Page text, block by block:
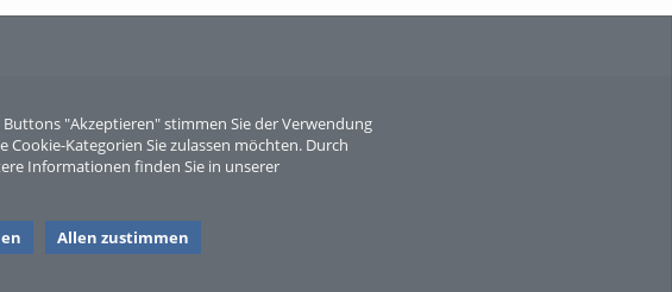
"Akzeptieren" stimmen Sie der Verwendung
Kategorien Sie zulassen möchten. Durch
Informationen finden Sie in unserer
Allen zustimmen
Sperber